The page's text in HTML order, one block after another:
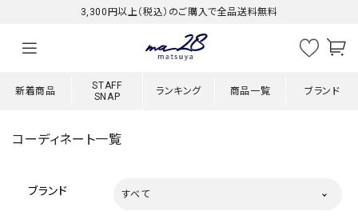
3,300円以上（税込）のご購入で全品送料無料
新着商品
STAFF
SNAP
ランキング 商品一覧 ブランド
コーディネート一覧
ブランド すべて